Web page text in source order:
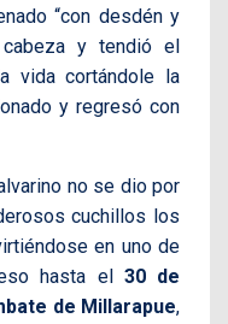
“con desdén y
y tendió el
vida cortándole la
y regresó con
no se dio por
cuchillos los
en uno de
hasta el
30 de
de Millarapue,